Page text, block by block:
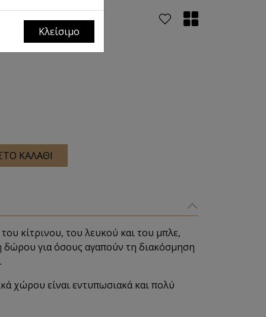
ΚΑΛΑΘΙ
κίτρινου, του λευκού και του μπλε,
δώρου για όσους αγαπούν τη διακόσμηση
χώρου είναι εντυπωσιακά και πολύ
Κλείσιμο